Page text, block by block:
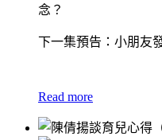
念？
下一集預告：小朋友
Read more